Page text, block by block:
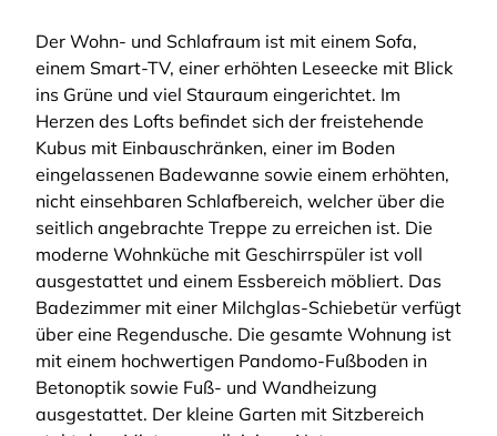
Der Wohn- und Schlafraum ist mit einem Sofa,
einem Smart-TV, einer erhöhten Leseecke mit Blick
ins Grüne und viel Stauraum eingerichtet. Im
Herzen des Lofts befindet sich der freistehende
Kubus mit Einbauschränken, einer im Boden
eingelassenen Badewanne sowie einem erhöhten,
nicht einsehbaren Schlafbereich, welcher über die
seitlich angebrachte Treppe zu erreichen ist. Die
moderne Wohnküche mit Geschirrspüler ist voll
ausgestattet und einem Essbereich möbliert. Das
Badezimmer mit einer Milchglas-Schiebetür verfügt
über eine Regendusche. Die gesamte Wohnung ist
mit einem hochwertigen Pandomo-Fußboden in
Betonoptik sowie Fuß- und Wandheizung
ausgestattet. Der kleine Garten mit Sitzbereich